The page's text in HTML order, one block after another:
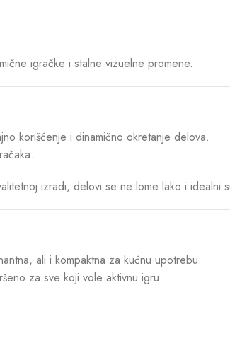
igračke i stalne vizuelne promene.
korišćenje i dinamično okretanje delova.
izradi, delovi se ne lome lako i idealni
ali i kompaktna za kućnu upotrebu.
za sve koji vole aktivnu igru.